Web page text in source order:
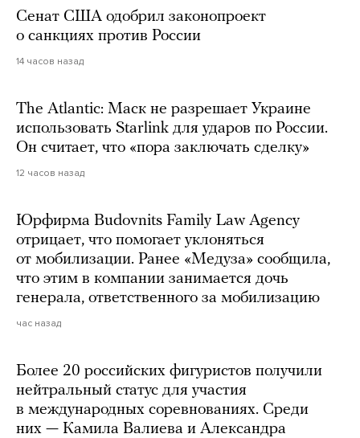
Сенат США одобрил законопроект
о санкциях против России
14 часов назад
The Atlantic: Маск не разрешает Украине
использовать Starlink для ударов по России.
Он считает, что «пора заключать сделку»
12 часов назад
Юрфирма Budovnits Family Law Agency
отрицает, что помогает уклоняться
от мобилизации. Ранее «Медуза» сообщила,
что этим в компании занимается дочь
генерала, ответственного за мобилизацию
час назад
Более 20 российских фигуристов получили
нейтральный статус для участия
в международных соревнованиях. Среди
них — Камила Валиева и Александра